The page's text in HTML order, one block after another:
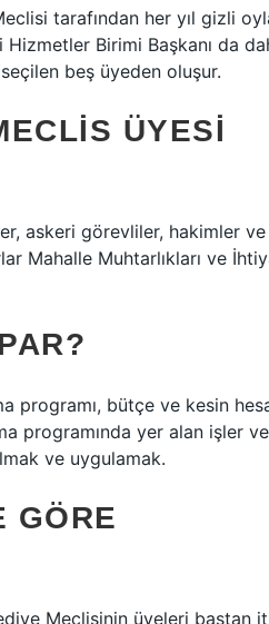
tarafından her yıl gizli
Birimi Başkanı da
beş üyeden oluşur.
ÜYESI
askeri görevliler, hakimler ve
Mahalle Muhtarlıkları ve
programı, bütçe ve kesin
programında yer alan işler
ve uygulamak.
GÖRE
Meclisinin üyeleri baştan